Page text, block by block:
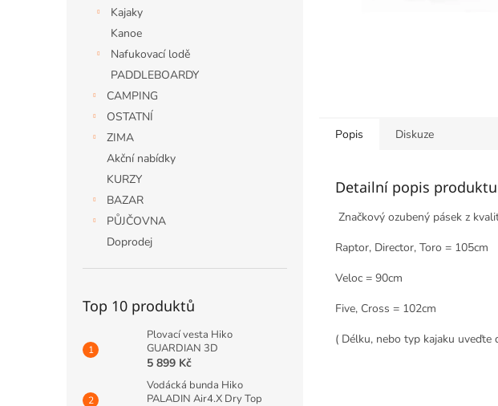
Kajaky
Kanoe
Nafukovací lodě
PADDLEBOARDY
CAMPING
OSTATNÍ
ZIMA
Akční nabídky
KURZY
BAZAR
PŮJČOVNA
Doprodej
Top 10 produktů
Plovací vesta Hiko
GUARDIAN 3D
5 899 Kč
Vodácká bunda Hiko
PALADIN Air4.X Dry Top
Popis Diskuze
Detailní popis produktu
Značkový ozubený pásek z
Raptor, Director, Toro = 105cm
Veloc = 90cm
Five, Cross = 102cm
( Délku, nebo typ kajaku uveďte